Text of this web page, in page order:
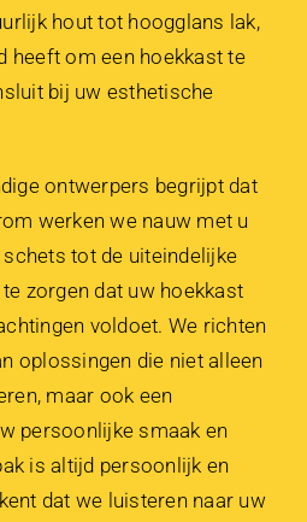
hout tot hoogglans lak,
heeft om een hoekkast te
bij uw esthetische
ontwerpers begrijpt dat
werken we nauw met u
tot de uiteindelijke
zorgen dat uw hoekkast
voldoet. We richten
oplossingen die niet alleen
maar ook een
persoonlijke smaak en
is altijd persoonlijk en
dat we luisteren naar uw